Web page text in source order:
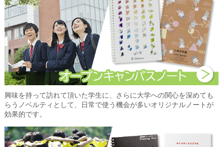
興味を持って訪れて頂いた学生に、さらに大学への関心を深めても
らうノベルティとして、日常で使う機会が多いオリジナルノートが
効果的です。